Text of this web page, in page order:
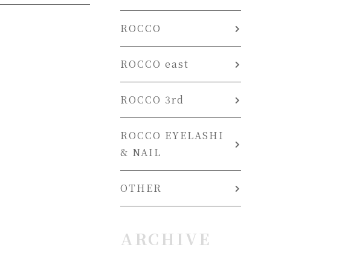
ROCCO
ROCCO east
ROCCO 3rd
ROCCO EYELASHI
& NAIL
OTHER
ARCHIVE